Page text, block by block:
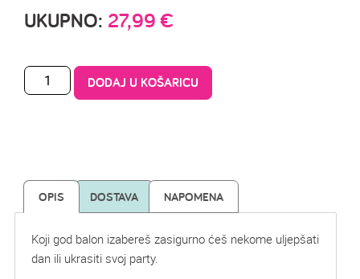
UKUPNO: 27,99€
DODAJ U KOŠARICU
OPIS DOSTAVA NAPOMENA
Koji god balon izabereš zasigurno ćeš nekome uljepšati
dan ili ukrasiti svoj party.